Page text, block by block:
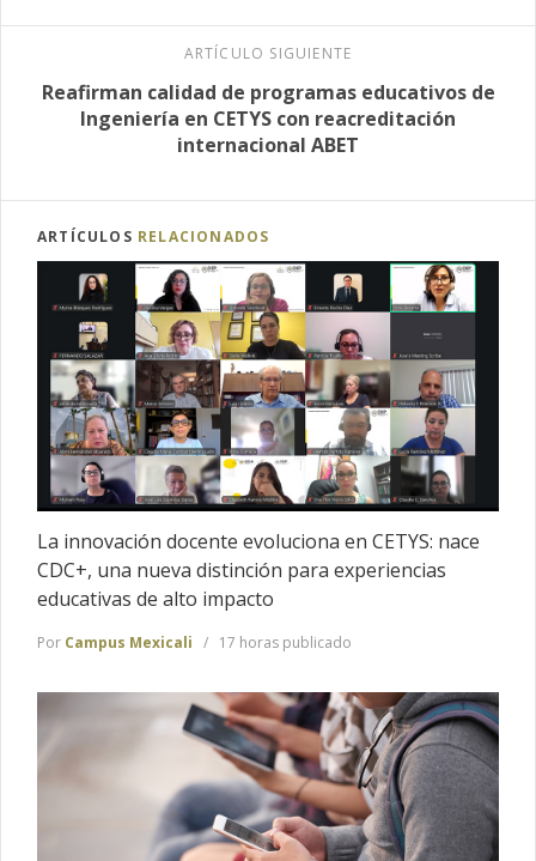
ARTÍCULO SIGUIENTE
Reafirman calidad de programas educativos de
Ingeniería en CETYS con reacreditación
internacional ABET
ARTÍCULOS RELACIONADOS
La innovación docente evoluciona en CETYS: nace
CDC+, una nueva distinción para experiencias
educativas de alto impacto
Por Campus Mexicali 17 horas publicado